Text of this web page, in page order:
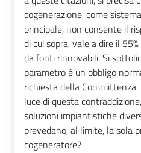
cogenerazione, come
principale, non consente il
di cui sopra, vale a dire il
da fonti rinnovabili. Si
parametro è un obbligo
richiesta della
luce di questa
soluzioni impiantistiche
prevedano, al limite, la sola
cogeneratore?